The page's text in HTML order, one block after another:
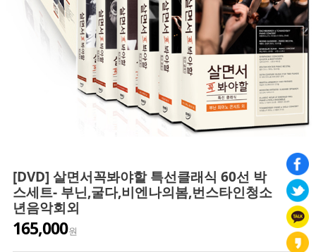
[DVD] 살면서꼭봐야할 특선클래식 60선 박
스세트- 부닌,굴다,비엔나의봄,번스타인청소
년음악회외
165,000원